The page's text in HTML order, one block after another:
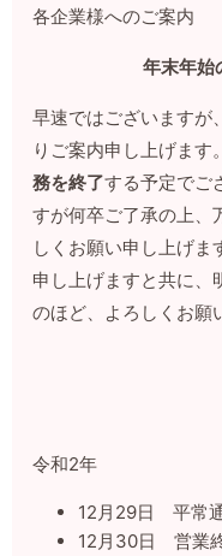
各企業様へのご案内
年末年始
早速ではございますが
りご案内申し上げます
務を終了する予定でご
すが何卒ご了承の上、
しくお願い申し上げ
申し上げますと共に、
のほど、よろしくお願
令和2年
12月29日 平常
12月30日 営業